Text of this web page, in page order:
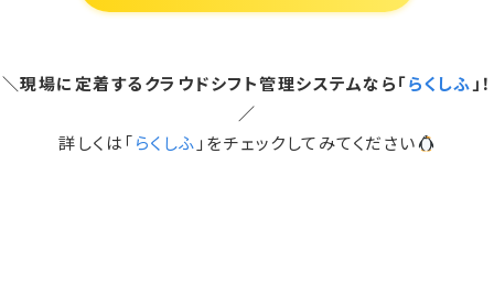
＼現場に定着するクラウドシフト管理システムなら「らくしふ」！
／
詳しくは「らくしふ 」をチェックしてみてください